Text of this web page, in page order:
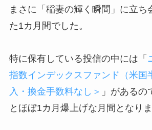
まさに「稲妻の輝く瞬間」に立ち
た1カ月間でした。
特に保有している投信の中には「
指数インデックスファンド（米国
入・換金手数料なし＞ 」があるの
とほぼ1カ月爆上げな月間となりま